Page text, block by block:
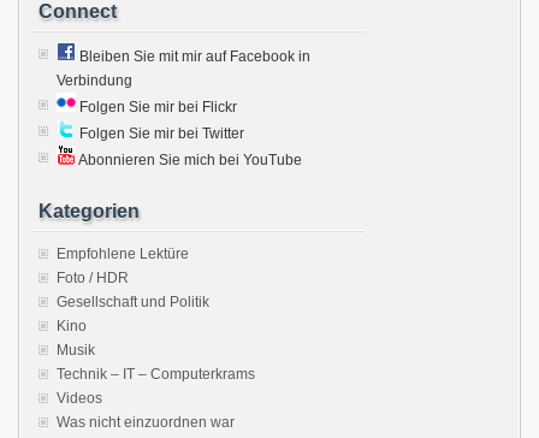
Connect
Bleiben Sie mit mir auf Facebook in
Verbindung
Folgen Sie mir bei Flickr
Folgen Sie mir bei Twitter
Abonnieren Sie mich bei YouTube
Kategorien
Empfohlene Lektüre
Foto / HDR
Gesellschaft und Politik
Kino
Musik
Technik – IT – Computerkrams
Videos
Was nicht einzuordnen war